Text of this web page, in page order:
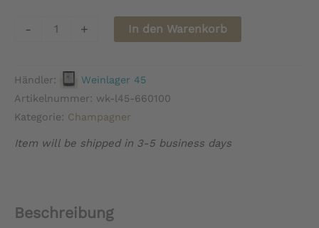
-
Champagne
-
+ In den Warenkorb
Händler:
Weinlager 45
Artikelnummer: wk-l45-660100
Kategorie: Champagner
Item will be shipped in 3-5 business days
Beschreibung